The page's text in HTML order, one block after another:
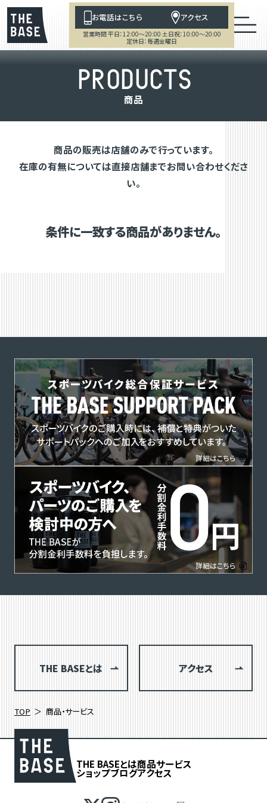
お電話はこちら アクセス
営業時間 平日：12:00～20:00 土日祝：10:00～20:00
定休日：毎週金曜日
PRODUCTS
商品
商品の販売は店舗のみで行っています。
在庫の有無については直接店舗までお問い合わせくださ
い。
条件に一致する商品がありません。
THE BASEとは アクセス
TOP 商品・サービス
THE BASEとは商品サービス
ショップブログアクセス